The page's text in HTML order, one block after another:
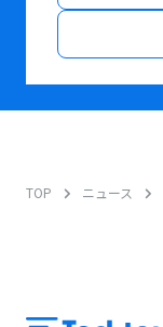
TOP ニュース